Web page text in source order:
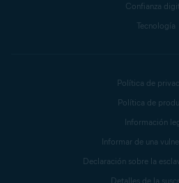
Confianza
Tecnología
Política de
Política de
Información
Informar de una
Declaración sobre la
Detalles de la